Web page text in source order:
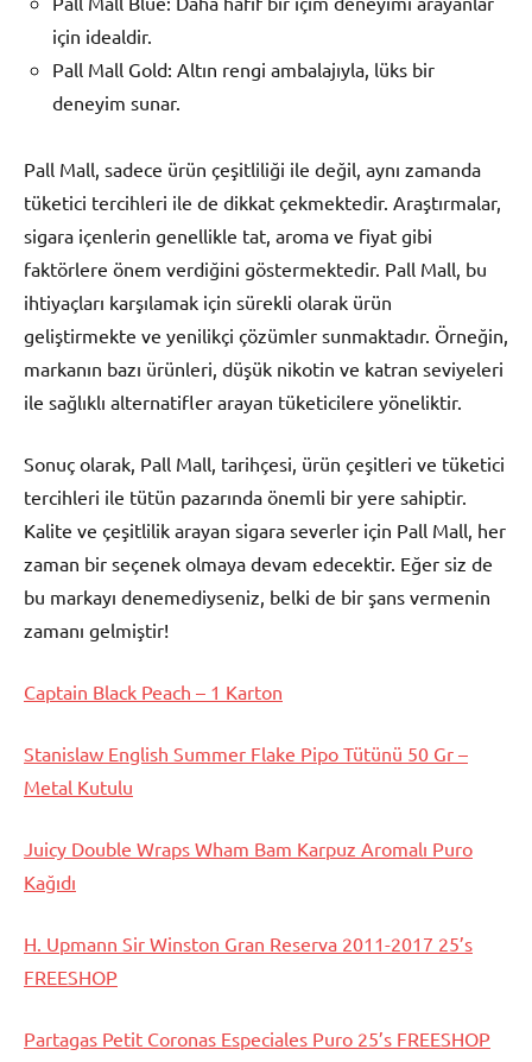
için idealdir.
Pall Mall Gold: Altın rengi ambalajıyla, lüks bir
deneyim sunar.
Pall Mall, sadece ürün çeşitliliği ile değil, aynı zamanda
tüketici tercihleri ile de dikkat çekmektedir. Araştırmalar,
sigara içenlerin genellikle tat, aroma ve fiyat gibi
faktörlere önem verdiğini göstermektedir. Pall Mall, bu
ihtiyaçları karşılamak için sürekli olarak ürün
geliştirmekte ve yenilikçi çözümler sunmaktadır. Örneğin,
markanın bazı ürünleri, düşük nikotin ve katran seviyeleri
ile sağlıklı alternatifler arayan tüketicilere yöneliktir.
Sonuç olarak, Pall Mall, tarihçesi, ürün çeşitleri ve tüketici
tercihleri ile tütün pazarında önemli bir yere sahiptir.
Kalite ve çeşitlilik arayan sigara severler için Pall Mall, her
zaman bir seçenek olmaya devam edecektir. Eğer siz de
bu markayı denemediyseniz, belki de bir şans vermenin
zamanı gelmiştir!
Captain Black Peach – 1 Karton
Stanislaw English Summer Flake Pipo Tütünü 50 Gr –
Metal Kutulu
Juicy Double Wraps Wham Bam Karpuz Aromalı Puro
Kağıdı
H. Upmann Sir Winston Gran Reserva 2011-2017 25’s
FREESHOP
Partagas Petit Coronas Especiales Puro 25’s FREESHOP